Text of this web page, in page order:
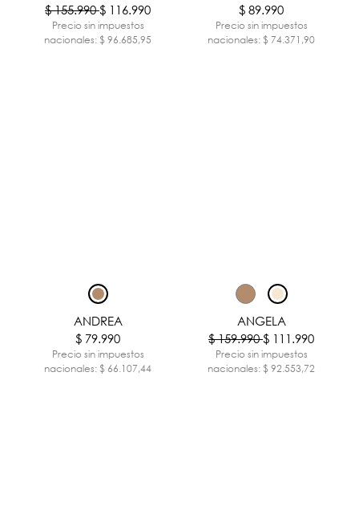
$ 155.990$ 116.990
Precio sin impuestos
nacionales: $ 96.685,95
$ 89.990
Precio sin impuestos
nacionales: $ 74.371,90
ANDREA
$ 79.990
Precio sin impuestos
nacionales: $ 66.107,44
-30%
ANGELA
$ 159.990$ 111.990
Precio sin impuestos
nacionales: $ 92.553,72